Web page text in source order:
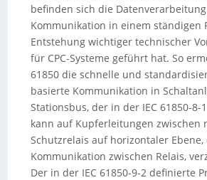
befinden sich die
Kommunikation in einem ständigen
Entstehung wichtiger technischer
für CPC-Systeme geführt hat. So
61850 die schnelle und
basierte Kommunikation in
Stationsbus, der in der IEC 61850-
kann auf Kupferleitungen zwischen
Schutzrelais auf horizontaler
Kommunikation zwischen Relais,
Der in der IEC 61850-9-2 definierte